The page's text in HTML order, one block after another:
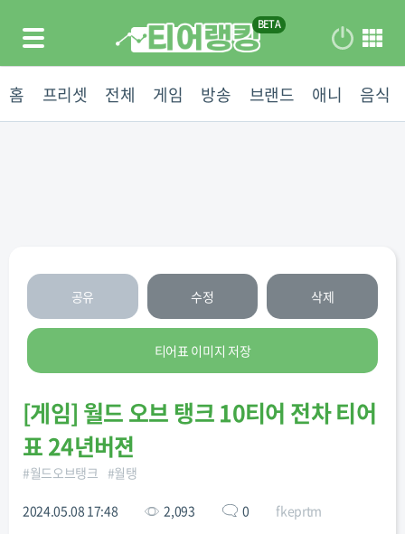
홈 프리셋 전체 게임 방송 브랜드 애니 음식
공유 수정 삭제
티어표 이미지 저장
[게임] 월드 오브 탱크 10티어 전차 티어
표 24년버젼
#월드오브탱크 #월탱
2024.05.08 17:48 2,093 0 fkeprtm